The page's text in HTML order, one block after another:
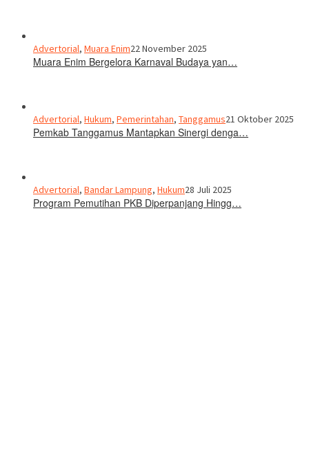
Advertorial, Muara Enim22 November 2025
Muara Enim Bergelora Karnaval Budaya yan…
Advertorial, Hukum, Pemerintahan, Tanggamus21 Oktober 2025
Pemkab Tanggamus Mantapkan Sinergi denga…
Advertorial, Bandar Lampung, Hukum28 Juli 2025
Program Pemutihan PKB Diperpanjang Hingg…